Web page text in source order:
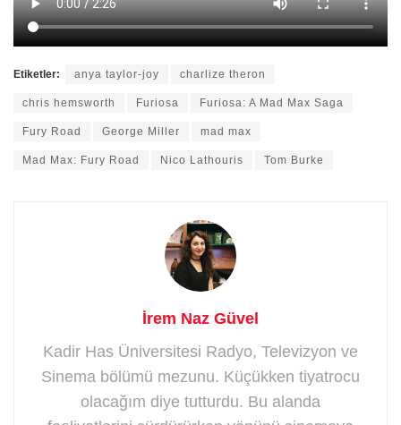
Etiketler: anya taylor-joy charlize theron
chris hemsworth Furiosa Furiosa: A Mad Max Saga
Fury Road George Miller mad max
Mad Max: Fury Road Nico Lathouris Tom Burke
İrem Naz Güvel
Kadir Has Üniversitesi Radyo, Televizyon ve
Sinema bölümü mezunu. Küçükken tiyatrocu
olacağım diye tutturdu. Bu alanda